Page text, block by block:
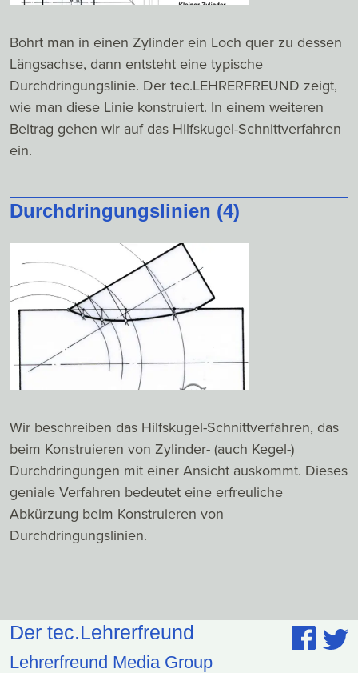
Bohrt man in einen Zylinder ein Loch quer zu dessen
Längsachse, dann entsteht eine typische
Durchdringungslinie. Der tec.LEHRERFREUND zeigt,
wie man diese Linie konstruiert. In einem weiteren
Beitrag gehen wir auf das Hilfskugel-Schnittverfahren
ein.
Durchdringungslinien (4)
Wir beschreiben das Hilfskugel-Schnittverfahren, das
beim Konstruieren von Zylinder- (auch Kegel-)
Durchdringungen mit einer Ansicht auskommt. Dieses
geniale Verfahren bedeutet eine erfreuliche
Abkürzung beim Konstruieren von
Durchdringungslinien.
Der tec.Lehrerfreund
Lehrerfreund Media Group